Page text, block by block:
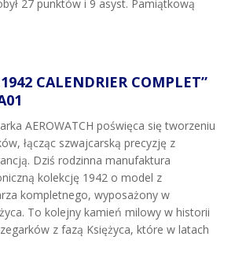
27 punktów i 9 asyst. Pamiątkową
CALENDRIER COMPLET”
AEROWATCH poświęca się tworzeniu
łącząc szwajcarską precyzję z
Dziś rodzinna manufaktura
kolekcję 1942 o model z
kompletnego, wyposażony w
To kolejny kamień milowy w historii
z fazą Księżyca, które w latach